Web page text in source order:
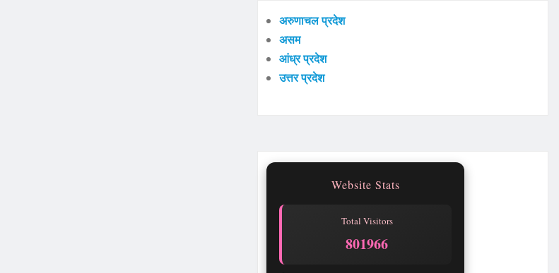
अरुणाचल प्रदेश
असम
आंध्र प्रदेश
उत्तर प्रदेश
Website Stats
Total Visitors
801966